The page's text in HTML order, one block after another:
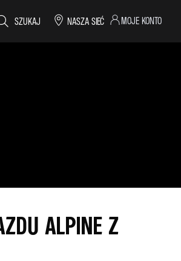
SZUKAJ NASZA SIEĆ MOJE KONTO
ALPINE Z